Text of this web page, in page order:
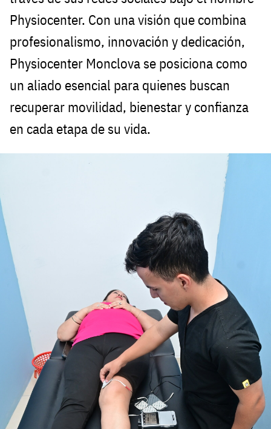
Physiocenter. Con una visión que combina
profesionalismo, innovación y dedicación,
Physiocenter Monclova se posiciona como
un aliado esencial para quienes buscan
recuperar movilidad, bienestar y confianza
en cada etapa de su vida.